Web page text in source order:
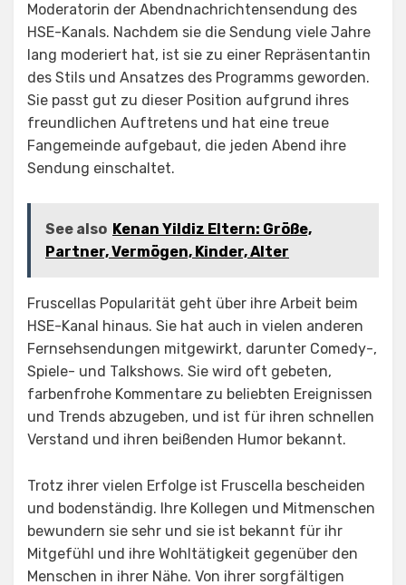
Moderatorin der Abendnachrichtensendung des
HSE-Kanals. Nachdem sie die Sendung viele Jahre
lang moderiert hat, ist sie zu einer Repräsentantin
des Stils und Ansatzes des Programms geworden.
Sie passt gut zu dieser Position aufgrund ihres
freundlichen Auftretens und hat eine treue
Fangemeinde aufgebaut, die jeden Abend ihre
Sendung einschaltet.
See also Kenan Yildiz Eltern: Größe,
Partner, Vermögen, Kinder, Alter
Fruscellas Popularität geht über ihre Arbeit beim
HSE-Kanal hinaus. Sie hat auch in vielen anderen
Fernsehsendungen mitgewirkt, darunter Comedy-,
Spiele- und Talkshows. Sie wird oft gebeten,
farbenfrohe Kommentare zu beliebten Ereignissen
und Trends abzugeben, und ist für ihren schnellen
Verstand und ihren beißenden Humor bekannt.
Trotz ihrer vielen Erfolge ist Fruscella bescheiden
und bodenständig. Ihre Kollegen und Mitmenschen
bewundern sie sehr und sie ist bekannt für ihr
Mitgefühl und ihre Wohltätigkeit gegenüber den
Menschen in ihrer Nähe. Von ihrer sorgfältigen